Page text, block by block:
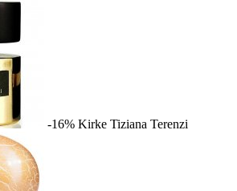
-16% Kirke Tiziana Terenzi